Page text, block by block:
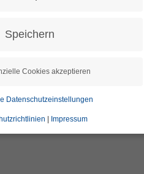
Speichern
Cookies akzeptieren
Datenschutzeinstellungen
| Impressum